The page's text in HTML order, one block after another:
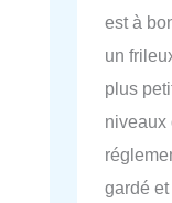
est à
un
plus
niveaux
gardé